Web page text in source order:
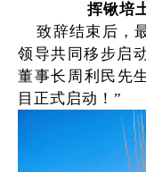
挥锹培
致辞结束后，
领导共同移步启
董事长周利民先
目正式启动！”